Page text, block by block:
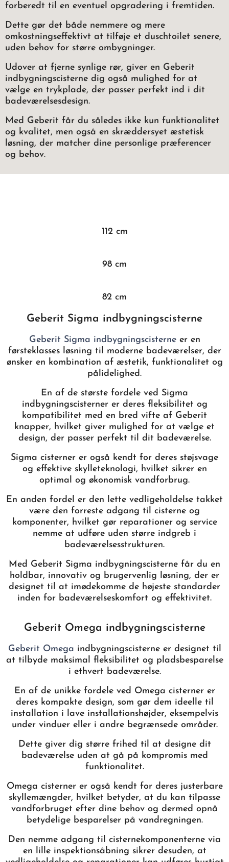
forberedt til en eventuel opgradering i fremtiden.
Dette gør det både nemmere og mere
omkostningseffektivt at tilføje et duschtoilet senere,
uden behov for større ombygninger.
Udover at fjerne synlige rør, giver en Geberit
indbygningscisterne dig også mulighed for at
vælge en trykplade, der passer perfekt ind i dit
badeværelsesdesign.
Med Geberit får du således ikke kun funktionalitet
og kvalitet, men også en skræddersyet æstetisk
løsning, der matcher dine personlige præferencer
og behov.
112 cm
98 cm
82 cm
Geberit Sigma indbygningscisterne
Geberit Sigma indbygningscisterneer en
førsteklasses løsning til moderne badeværelser, der
ønsker en kombination af æstetik, funktionalitet og
pålidelighed.
En af de største fordele ved Sigma
indbygningscisterner er deres fleksibilitet og
kompatibilitet med en bred vifte af Geberit
knapper, hvilket giver mulighed for at vælge et
design, der passer perfekt til dit badeværelse.
Sigma cisterner er også kendt for deres støjsvage
og effektive skylleteknologi, hvilket sikrer en
optimal og økonomisk vandforbrug.
En anden fordel er den lette vedligeholdelse takket
være den forreste adgang til cisterne og
komponenter, hvilket gør reparationer og service
nemme at udføre uden større indgreb i
badeværelsesstrukturen.
Med Geberit Sigma indbygningscisterne får du en
holdbar, innovativ og brugervenlig løsning, der er
designet til at imødekomme de højeste standarder
inden for badeværelseskomfort og effektivitet.
Geberit Omega indbygningscisterne
Geberit Omega indbygningscisterne er designet til
at tilbyde maksimal fleksibilitet og pladsbesparelse
i ethvert badeværelse.
En af de unikke fordele ved Omega cisterner er
deres kompakte design, som gør dem ideelle til
installation i lave installationshøjder, eksempelvis
under vinduer eller i andre begrænsede områder.
Dette giver dig større frihed til at designe dit
badeværelse uden at gå på kompromis med
funktionalitet.
Omega cisterner er også kendt for deres justerbare
skyllemængder, hvilket betyder, at du kan tilpasse
vandforbruget efter dine behov og dermed opnå
betydelige besparelser på vandregningen.
Den nemme adgang til cisternekomponenterne via
en lille inspektionsåbning sikrer desuden, at